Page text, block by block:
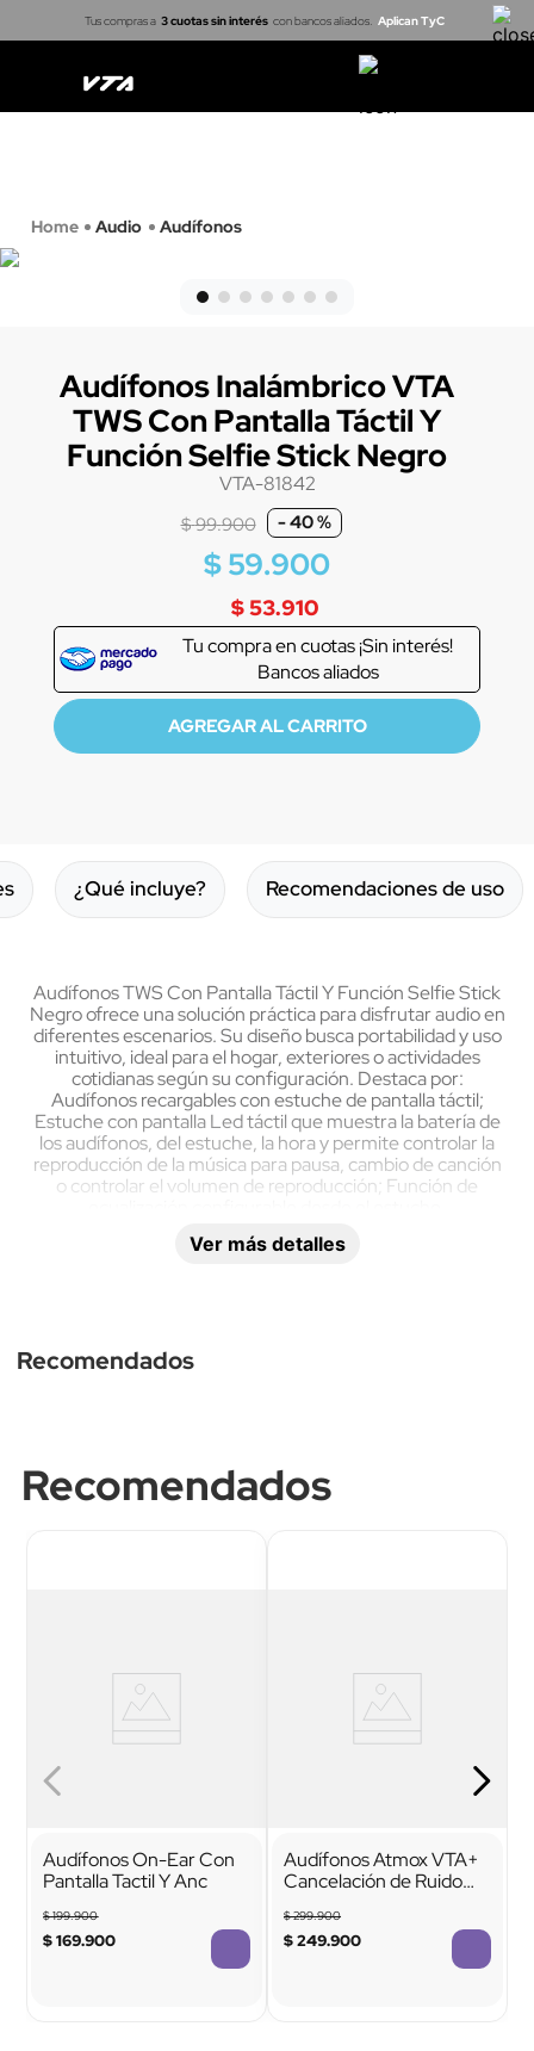
Tus compras a 3 cuotas sin interés con bancos aliados. Aplican TyC
Audio Audífonos
Audífonos Inalámbrico VTA
TWS Con Pantalla Táctil Y
Función Selfie Stick Negro
VTA-81842
$99.900 -40 %
$59.900
$ 53.910
Tu compra encuotas ¡Sin interés!
Bancos aliados
¿Qué incluye? Recomendaciones de uso
Audífonos TWS Con Pantalla Táctil Y Función Selfie Stick
Negro ofrece una solución práctica para disfrutar audio en
diferentes escenarios. Su diseño busca portabilidad y uso
intuitivo, ideal para el hogar, exteriores o actividades
cotidianas según su configuración. Destaca por:
Audífonos recargables con estuche de pantalla táctil;
Estuche con pantalla Led táctil que muestra la batería de
los audífonos, del estuche, la hora y permite controlar la
reproducción de la música para pausa, cambio de canción
o controlar el volumen de reproducción; Función de
Sí
Es recargable Estilo de audifonos
In-ear
Ver más detalles
Recomendados
Recomendados
Audífonos On-Ear Con
Pantalla Tactil Y Anc
$199.900
$ 169.900
Audífonos Atmox VTA+
Cancelación de Ruido
$299.900
$249.900